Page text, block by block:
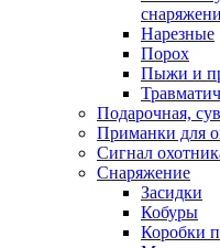
Нарезные
Порох
Пыжи и
Подарочная,
Приманки для
Сигнал
Снаряжение
Засидки
Кобуры
Коробки